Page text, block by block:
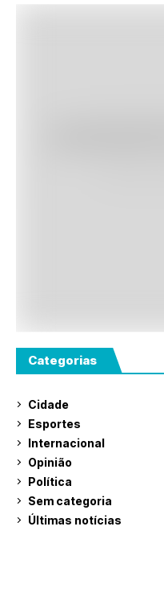
Categorias
Cidade
Esportes
Internacional
Opinião
Política
Sem categoria
Últimas notícias